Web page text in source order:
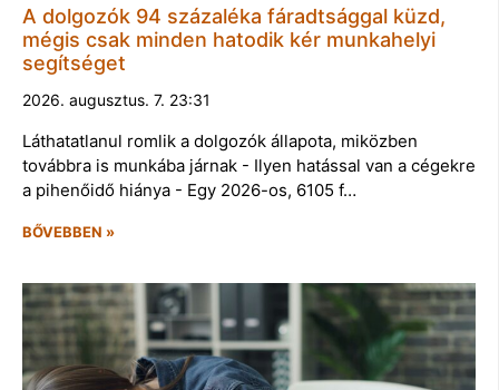
A dolgozók 94 százaléka fáradtsággal küzd,
mégis csak minden hatodik kér munkahelyi
segítséget
2026. augusztus. 7. 23:31
Láthatatlanul romlik a dolgozók állapota, miközben
továbbra is munkába járnak - Ilyen hatással van a cégekre
a pihenőidő hiánya - Egy 2026-os, 6105 f…
BŐVEBBEN »